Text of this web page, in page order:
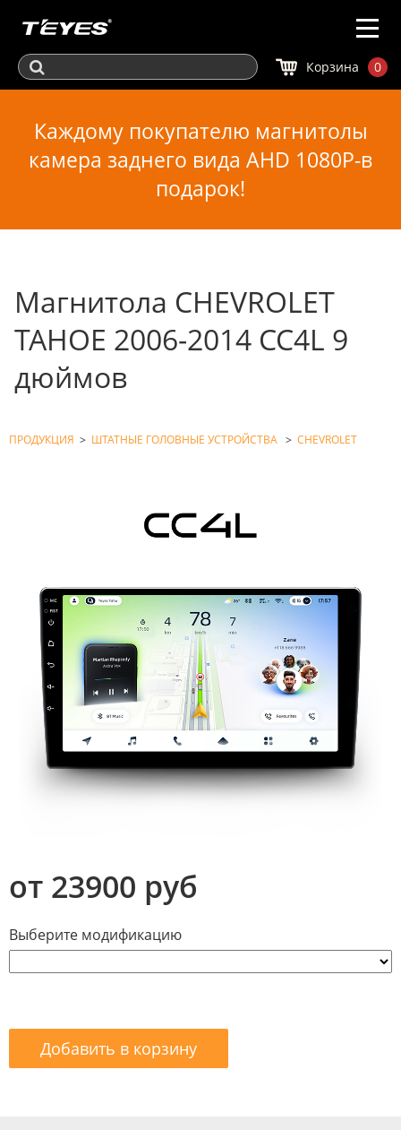
Корзина 0
Каждому покупателю магнитолы
камера заднего вида AHD 1080P-в
подарок!
Магнитола CHEVROLET
TAHOE 2006-2014 CC4L 9
дюймов
ПРОДУКЦИЯ > ШТАТНЫЕ ГОЛОВНЫЕ УСТРОЙСТВА > CHEVROLET
от 23900 руб
Выберите модификацию
Добавить в корзину